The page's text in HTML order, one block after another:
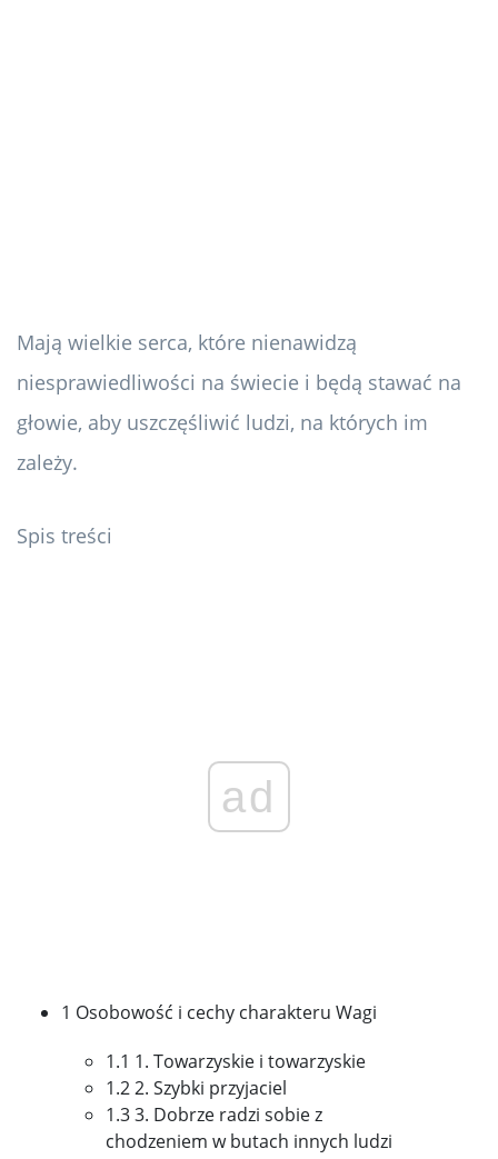
Mają wielkie serca, które nienawidzą
niesprawiedliwości na świecie i będą stawać na
głowie, aby uszczęśliwić ludzi, na których im
zależy.
Spis treści
ad
1 Osobowość i cechy charakteru Wagi
1.1 1. Towarzyskie i towarzyskie
1.2 2. Szybki przyjaciel
1.3 3. Dobrze radzi sobie z
chodzeniem w butach innych ludzi